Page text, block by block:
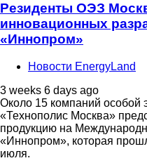
Резиденты ОЭЗ
инновационных
«Иннопром»
Новости EnergyLand
3 weeks 6 days ago
Около 15 компаний особой
«Технополис Москва»
продукцию на
«Иннопром», которая
июля.